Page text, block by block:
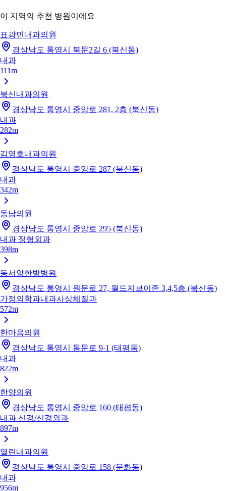
이 지역의 추천 병원이에요
표광민내과의원
경상남도 통영시 북문2길 6 (북신동)
내과
111m
북신내과의원
경상남도 통영시 중앙로 281, 2층 (북신동)
내과
282m
김영호내과의원
경상남도 통영시 중앙로 287 (북신동)
내과
342m
동남의원
경상남도 통영시 중앙로 295 (북신동)
내과 정형외과
398m
동서양한방병원
경상남도 통영시 원문로 27, 월드지브이존 3,4,5층 (북신동)
가정의학과내과사상체질과
572m
한마음의원
경상남도 통영시 동문로 9-1 (태평동)
내과
822m
한양의원
경상남도 통영시 중앙로 160 (태평동)
내과 신경/신경외과
897m
열린내과의원
경상남도 통영시 중앙로 158 (문화동)
내과
956m